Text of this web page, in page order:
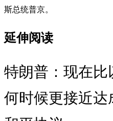
斯总统普京。
延伸阅读
特朗普：现在比
何时候更接近达